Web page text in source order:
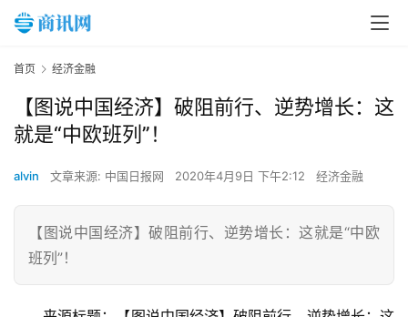
首页 经济金融
【图说中国经济】破阻前行、逆势增长：这
就是“中欧班列”！
alvin 文章来源: 中国日报网 2020年4月9日 下午2:12 经济金融
【图说中国经济】破阻前行、逆势增长：这就是“中欧
班列”！